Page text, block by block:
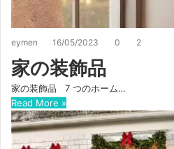
eymen 16/05/2023 0 2
家の装飾品
家の装飾品 7 つのホーム…
Read More »